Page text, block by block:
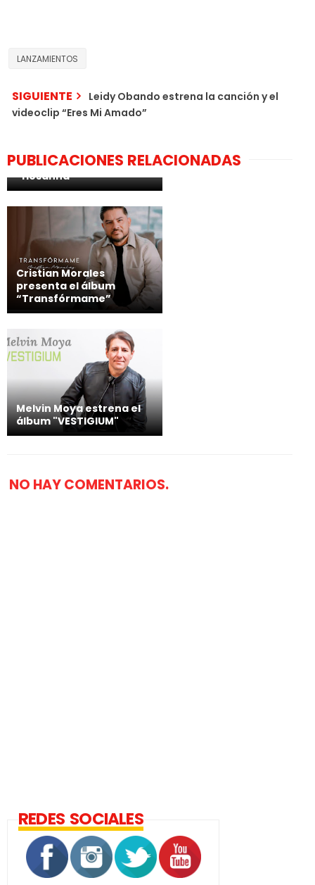
LANZAMIENTOS
SIGUIENTE
Leidy Obando estrena la canción y el
videoclip “Eres Mi Amado”
PUBLICACIONES RELACIONADAS
Labrador estrena
“Hosanna”
Cristian Morales
presenta el álbum
“Transfórmame”
Melvin Moya estrena el
álbum "VESTIGIUM"
NO HAY COMENTARIOS.
REDES SOCIALES